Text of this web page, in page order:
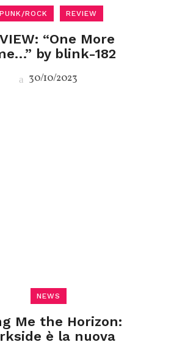
PUNK/ROCK REVIEW
“One More
by blink-182
30/10/2023
NEWS
Me the Horizon:
è la nuova